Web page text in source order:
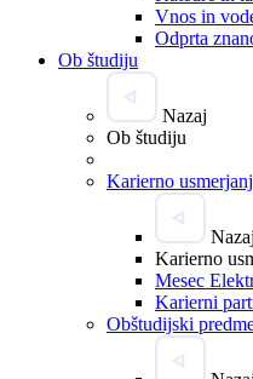
Vnos in
Odprta
Ob študiju
Nazaj
Ob študiju
Karierno
Nazaj
Karierno
Mesec
Karierni
Obštudijski